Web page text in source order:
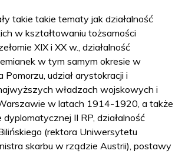
takie takie tematy jak działalność
w kształtowaniu tożsamości
XIX i XX w., działalność
w tym samym okresie w
Pomorzu, udział arystokracji i
władzach wojskowych i
w latach 1914-1920, a także
dyplomatycznej II RP, działalność
(rektora Uniwersytetu
skarbu w rządzie Austrii), postawy